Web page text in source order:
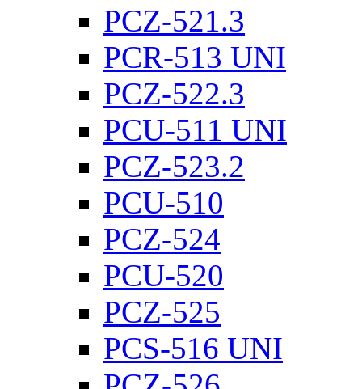
PCZ-521.3
PCR-513 UNI
PCZ-522.3
PCU-511 UNI
PCZ-523.2
PCU-510
PCZ-524
PCU-520
PCZ-525
PCS-516 UNI